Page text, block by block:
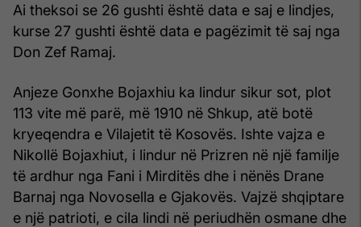
Ai theksoi se 26 gushti është data e saj e lindjes,
kurse 27 gushti është data e pagëzimit të saj nga
Don Zef Ramaj.
Anjeze Gonxhe Bojaxhiu ka lindur sikur sot, plot
113 vite më parë, më 1910 në Shkup, atë botë
kryeqendra e Vilajetit të Kosovës. Ishte vajza e
Nikollë Bojaxhiut, i lindur në Prizren në një familje
të ardhur nga Fani i Mirditës dhe i nënës Drane
Barnaj nga Novosella e Gjakovës. Vajzë shqiptare
e një patrioti, e cila lindi në periudhën osmane dhe